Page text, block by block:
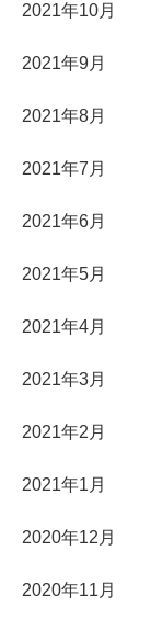
2021年10月
2021年9月
2021年8月
2021年7月
2021年6月
2021年5月
2021年4月
2021年3月
2021年2月
2021年1月
2020年12月
2020年11月